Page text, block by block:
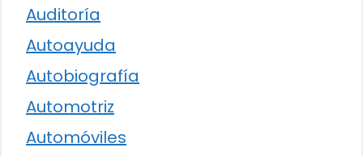
Auditoría
Autoayuda
Autobiografía
Automotriz
Automóviles